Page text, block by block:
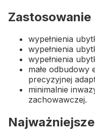
Zastosowanie
wypełnienia
wypełnienia
wypełnienia
małe odbudowy
precyzyjnej
minimalnie
zachowawczej.